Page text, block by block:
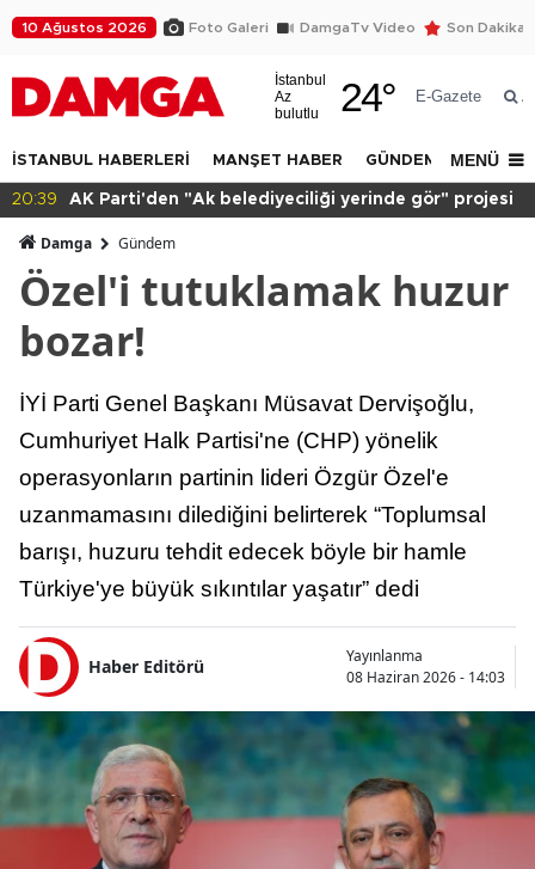
10 Ağustos 2026 Foto Galeri DamgaTv Video Son Dakika
İstanbul
Az
bulutlu
24° E-Gazete
İSTANBUL HABERLERİ MANŞET HABER GÜNDEM DÜNYA
MENÜ
20:15 Sağlık çalışanı adalet istiyor!
Damga Gündem
Özel'i tutuklamak huzur
bozar!
İYİ Parti Genel Başkanı Müsavat Dervişoğlu,
Cumhuriyet Halk Partisi'ne (CHP) yönelik
operasyonların partinin lideri Özgür Özel'e
uzanmamasını dilediğini belirterek “Toplumsal
barışı, huzuru tehdit edecek böyle bir hamle
Türkiye'ye büyük sıkıntılar yaşatır” dedi
Haber Editörü
Yayınlanma
08 Haziran 2026 - 14:03